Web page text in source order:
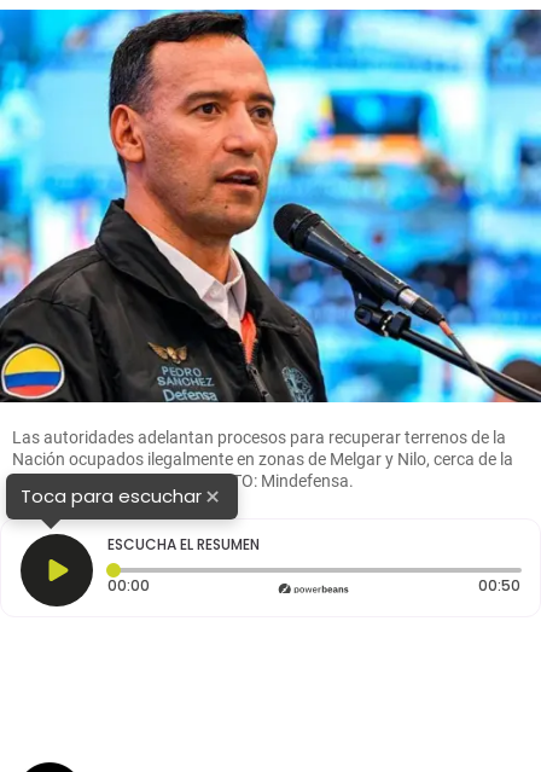
Las autoridades adelantan procesos para recuperar terrenos de la
Nación ocupados ilegalmente en zonas de Melgar y Nilo, cerca de la
base militar de Tolemaida. FOTO: Mindefensa.
Toca para escuchar×
ESCUCHA EL RESUMEN
00:00 Tiempo transcurrido: 0 segundos 00:50